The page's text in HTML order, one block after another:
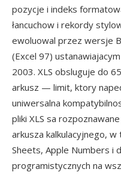
pozycje i indeks
łancuchow i rekordy
ewoluowal przez wersje
(Excel 97)
2003. XLS obsluguje do
arkusz — limit, ktory
uniwersalna
pliki XLS sa
arkusza kalkulacyjnego,
Sheets, Apple Numbers i
programistycznych na